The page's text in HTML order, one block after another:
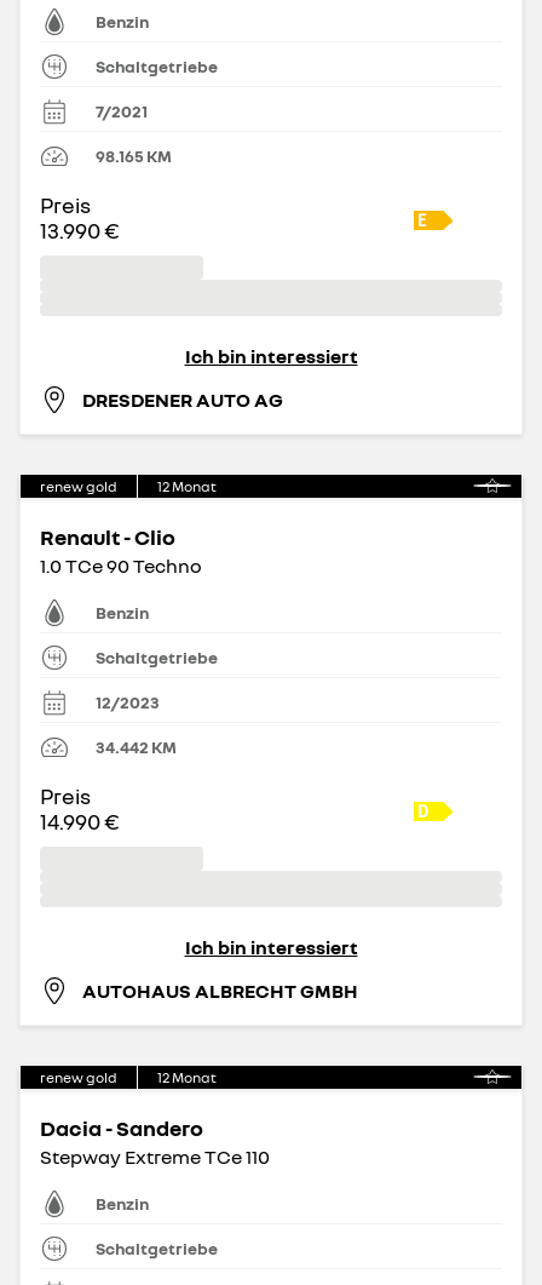
Benzin
Schaltgetriebe
7/2021
98.165 KM
Preis
13.990 €
Ich bin interessiert
DRESDENER AUTO AG
renew gold 12Monat
Renault - Clio
1.0 TCe 90 Techno
Benzin
Schaltgetriebe
12/2023
34.442 KM
Preis
14.990 €
Ich bin interessiert
AUTOHAUS ALBRECHT GMBH
renew gold 12Monat
Dacia - Sandero
Stepway Extreme TCe 110
Benzin
Schaltgetriebe